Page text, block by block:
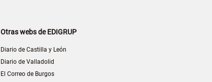
Otras webs de EDIGRUP
Diario de Castilla y León
Diario de Valladolid
El Correo de Burgos